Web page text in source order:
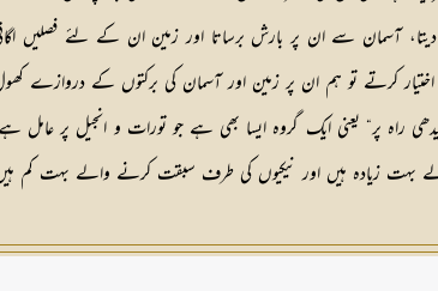
سے ان پر بارش برساتا اور زمین ان کے لئے فصلیں
کرتے تو ہم ان پر زمین اور آسمان کی برکتوں کے دروازے
راہ پر“ یعنی ایک گروہ ایسا بھی ہے جو تورات و انجیل پر عامل
بہت زیادہ ہیں اور نیکیوں کی طرف سبقت کرنے والے بہت کم